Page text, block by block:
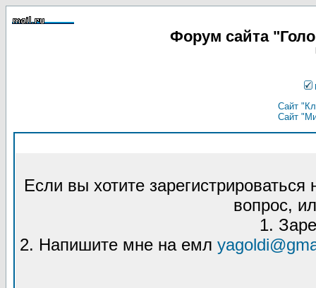
Форум сайта
Сайт
Сайт
Если вы хотите
вопрос,
1.
2. Напишите мне на емл